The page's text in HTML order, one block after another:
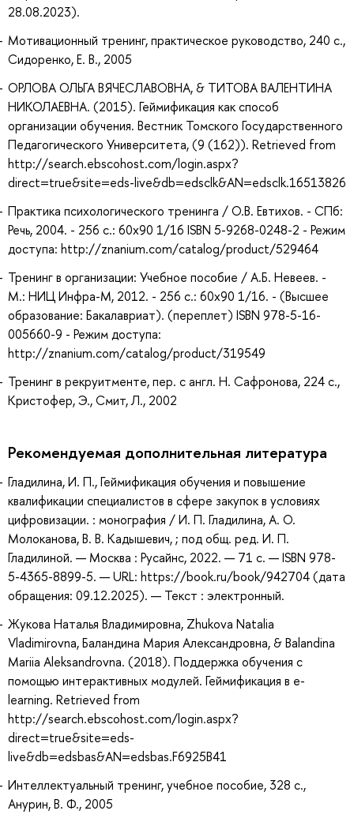
28.08.2023).
Мотивационный тренинг, практическое руководство, 240 с.,
Сидоренко, Е. В., 2005
ОРЛОВА ОЛЬГА ВЯЧЕСЛАВОВНА, & ТИТОВА ВАЛЕНТИНА
НИКОЛАЕВНА. (2015). Геймификация как способ
организации обучения. Вестник Томского Государственного
Педагогического Университета, (9 (162)). Retrieved from
http://search.ebscohost.com/login.aspx?
direct=true&site=eds-live&db=edsclk&AN=edsclk.16513826
Практика психологического тренинга / О.В. Евтихов. - СПб:
Речь, 2004. - 256 с.: 60x90 1/16 ISBN 5-9268-0248-2 - Режим
доступа: http://znanium.com/catalog/product/529464
Тренинг в организации: Учебное пособие / А.Б. Невеев. -
М.: НИЦ Инфра-М, 2012. - 256 с.: 60x90 1/16. - (Высшее
образование: Бакалавриат). (переплет) ISBN 978-5-16-
005660-9 - Режим доступа:
http://znanium.com/catalog/product/319549
Тренинг в рекруитменте, пер. с англ. Н. Сафронова, 224 с.,
Кристофер, Э., Смит, Л., 2002
Рекомендуемая дополнительная литература
Гладилина, И. П., Геймификация обучения и повышение
квалификации специалистов в сфере закупок в условиях
цифровизации. : монография / И. П. Гладилина, А. О.
Молоканова, В. В. Кадышевич, ; под общ. ред. И. П.
Гладилиной. — Москва : Русайнс, 2022. — 71 с. — ISBN 978-
5-4365-8899-5. — URL: https://book.ru/book/942704 (дата
обращения: 09.12.2025). — Текст : электронный.
Жукова Наталья Владимировна, Zhukova Natalia
Vladimirovna, Баландина Мария Александровна, & Balandina
Mariia Aleksandrovna. (2018). Поддержка обучения с
помощью интерактивных модулей. Геймификация в e-
learning. Retrieved from
http://search.ebscohost.com/login.aspx?
direct=true&site=eds-
live&db=edsbas&AN=edsbas.F6925B41
Интеллектуальный тренинг, учебное пособие, 328 с.,
Анурин, В. Ф., 2005